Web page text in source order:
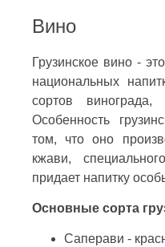
Вино
Грузинское вино -
национальных
сортов
Особенность
том, что оно
кжави,
придает напитку
Основные сорта
Саперави -